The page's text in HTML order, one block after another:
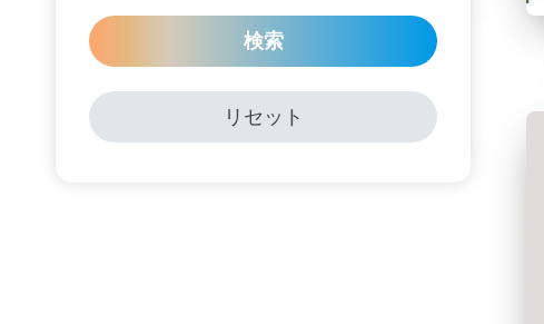
検索
リセット